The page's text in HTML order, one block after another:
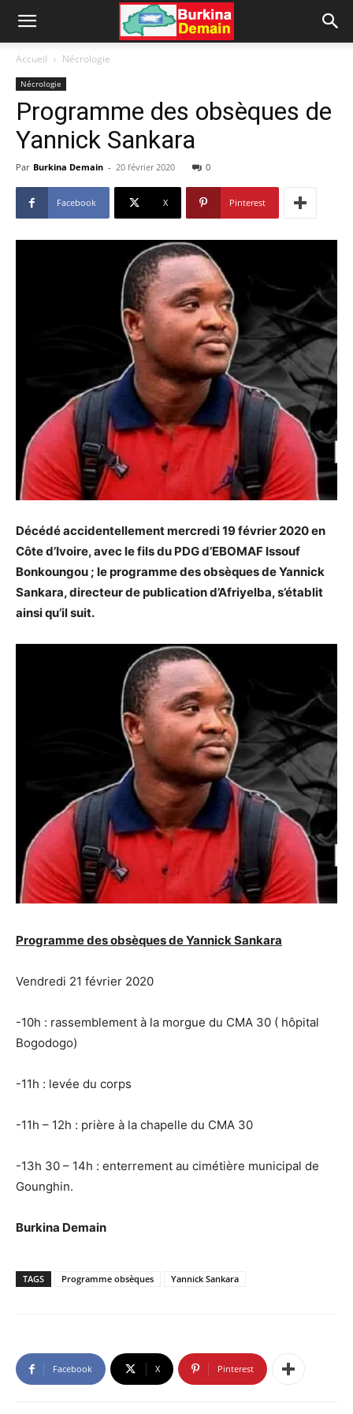
Accueil Nécrologie
Nécrologie
Programme des obsèques de
Yannick Sankara
Par Burkina Demain - 20 février 2020 0
Facebook X Pinterest
Décédé accidentellement mercredi 19 février 2020 en
Côte d’Ivoire, avec le fils du PDG d’EBOMAF Issouf
Bonkoungou ; le programme des obsèques de Yannick
Sankara, directeur de publication d’Afriyelba, s’établit
ainsi qu’il suit.
Programme des obsèques de Yannick Sankara
Vendredi 21 février 2020
-10h : rassemblement à la morgue du CMA 30 ( hôpital
Bogodogo)
-11h : levée du corps
-11h – 12h : prière à la chapelle du CMA 30
-13h 30 – 14h : enterrement au cimétière municipal de
Gounghin.
Burkina Demain
TAGS Programme obsèques Yannick Sankara
Facebook X Pinterest